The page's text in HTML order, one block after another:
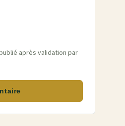
après validation par